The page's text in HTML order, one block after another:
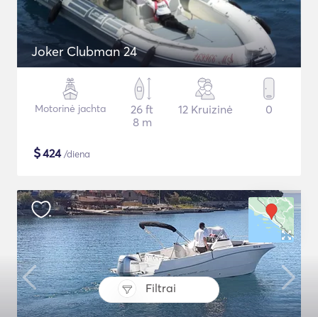
Filtrai
Joker Clubman 24
Motorinė jachta
26 ft
8 m
12 Kruizinė 0
$424/diena